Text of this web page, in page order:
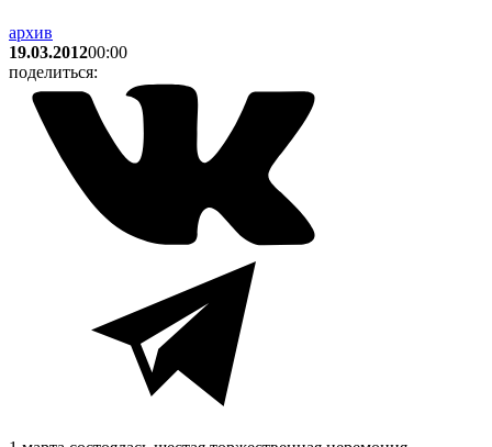
архив
19.03.201200:00
поделиться: